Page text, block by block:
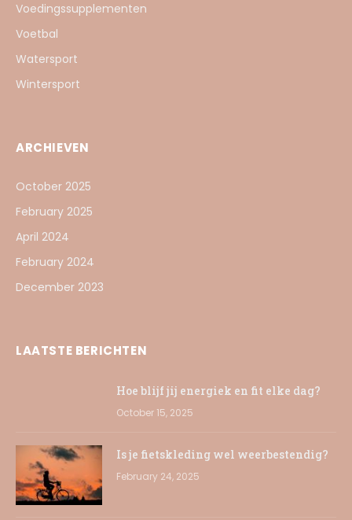
Voedingssupplementen
Voetbal
Watersport
Wintersport
ARCHIEVEN
October 2025
February 2025
April 2024
February 2024
December 2023
LAATSTE BERICHTEN
Hoe blijf jij energiek en fit elke dag?
October 15, 2025
Is je fietskleding wel weerbestendig?
February 24, 2025